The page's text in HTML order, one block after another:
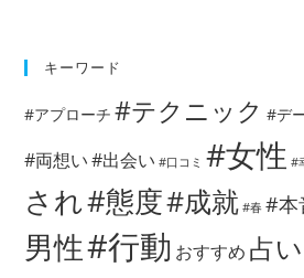
キーワード
#アプローチ #テクニック #デ
#両想い#出会い #口コミ #女性 #
され#態度#成就 #春 #本
男性#行動 おすすめ 占い